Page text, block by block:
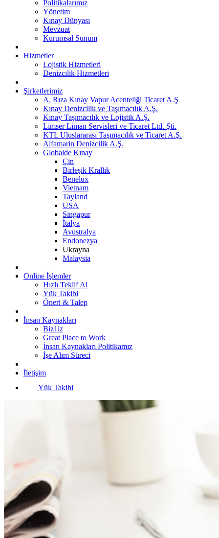
Politikalarımız
Yönetim
Kınay Dünyası
Mevzuat
Kurumsal Sunum
Hizmetler
Lojistik Hizmetleri
Denizcilik Hizmetleri
Şirketlerimiz
A. Rıza Kınay Vapur Acenteliği Ticaret A.Ş
Kınay Denizcilik ve Taşımacılık A.Ş.
Kınay Taşımacılık ve Lojistik A.Ş.
Limser Liman Servisleri ve Ticaret Ltd. Şti.
KTL Uluslararası Taşımacılık ve Ticaret A.Ş.
Alfamarin Denizcilik A.Ş.
Globalde Kınay
Çin
Birleşik Krallık
Benelux
Vietnam
Tayland
USA
Singapur
İtalya
Avustralya
Endonezya
Ukrayna
Malaysia
Online İşlemler
Hızlı Teklif Al
Yük Takibi
Öneri & Talep
İnsan Kaynakları
Biz1iz
Great Place to Work
İnsan Kaynakları Politikamız
İşe Alım Süreci
İletişim
Yük Takibi